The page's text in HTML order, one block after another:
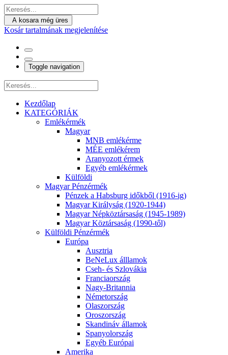
A kosara még üres
Kosár tartalmának megjelenítése
Toggle navigation
Kezdőlap
KATEGÓRIÁK
Emlékérmék
Magyar
MNB emlékérme
MÉE emlékérem
Aranyozott érmek
Egyéb emlékérmek
Külföldi
Magyar Pénzérmék
Pénzek a Habsburg időkből (1916-ig)
Magyar Királyság (1920-1944)
Magyar Népköztársaság (1945-1989)
Magyar Köztársaság (1990-től)
Külföldi Pénzérmék
Európa
Ausztria
BeNeLux álllamok
Cseh- és Szlovákia
Franciaország
Nagy-Britannia
Németország
Olaszország
Oroszország
Skandináv államok
Spanyolország
Egyéb Európai
Amerika